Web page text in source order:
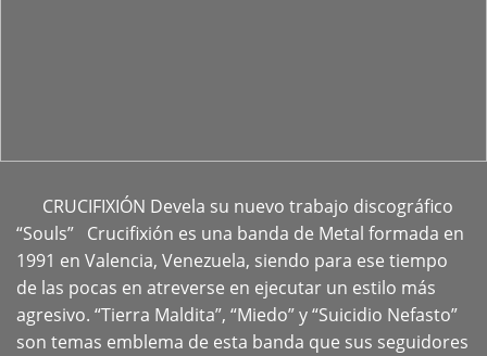
CRUCIFIXIÓN Devela su nuevo trabajo discográfico
“Souls” Crucifixión es una banda de Metal formada en
1991 en Valencia, Venezuela, siendo para ese tiempo
de las pocas en atreverse en ejecutar un estilo más
agresivo. “Tierra Maldita”, “Miedo” y “Suicidio Nefasto”
son temas emblema de esta banda que sus seguidores
+